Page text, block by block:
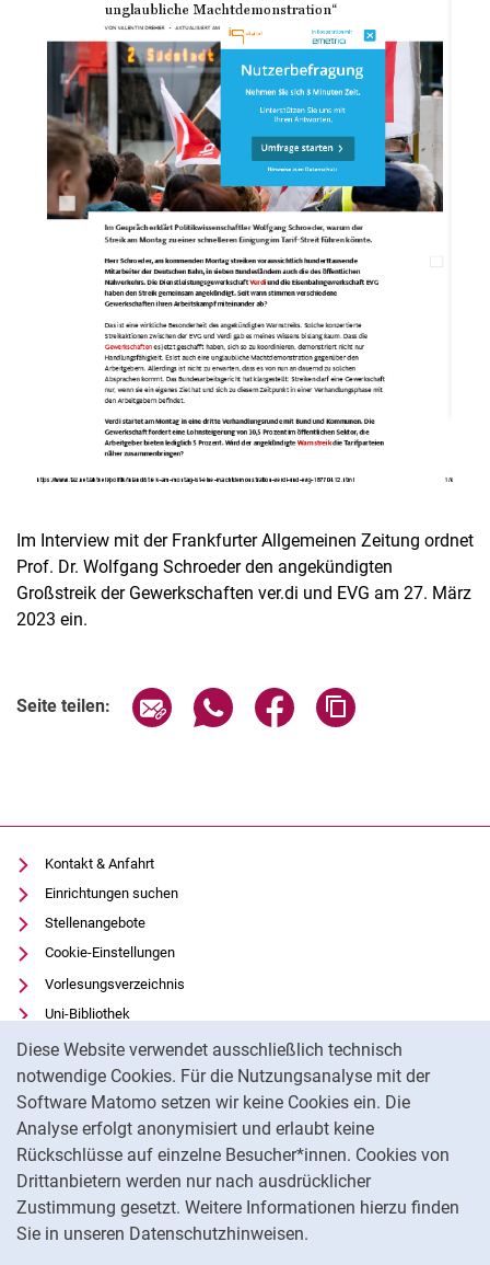
Diese Website verwendet ausschließlich technisch
notwendige Cookies. Für die Nutzungsanalyse mit der
Software Matomo setzen wir keine Cookies ein. Die
Analyse erfolgt anonymisiert und erlaubt keine
Rückschlüsse auf einzelne Besucher*innen. Cookies von
Drittanbietern werden nur nach ausdrücklicher
Zustimmung gesetzt. Weitere Informationen hierzu finden
Sie in unseren Datenschutzhinweisen.
Alle Meldungen
Alle Termine
Im Interview mit der Frankfurter Allgemeinen Zeitung ordnet
Prof. Dr. Wolfgang Schroeder den angekündigten
Großstreik der Gewerkschaften ver.di und EVG am 27. März
2023 ein.
Seite teilen: Seite über E-Mail teilen
Seite über WhatsApp teilen
Seite über Facebook
Kontakt & Anfahrt
Einrichtungen suchen
Stellenangebote
Cookie-Einstellungen
Vorlesungsverzeichnis
Uni-Bibliothek
Moodle
Panopto
Datenschutz
Barrierefreiheit
Transparenter KI-Einsatz